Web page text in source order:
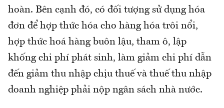
hoàn. Bên cạnh đó, có đối tượng sử dụng hóa
đơn để hợp thức hóa cho hàng hóa trôi nổi,
hợp thức hoá hàng buôn lậu, tham ô, lập
khống chi phí phát sinh, làm giảm chi phí dẫn
đến giảm thu nhập chịu thuế và thuế thu nhập
doanh nghiệp phải nộp ngân sách nhà nước.